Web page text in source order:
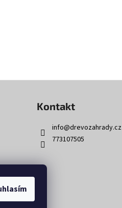
Kontakt
info@drevozahrady.cz
773107505